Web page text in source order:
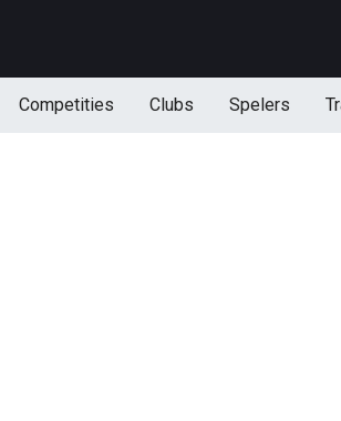
Competities Clubs Spelers